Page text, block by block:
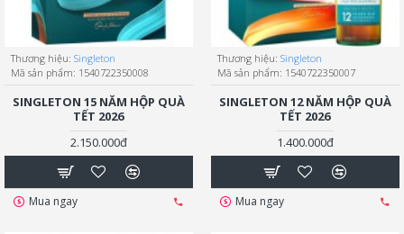
Thương hiệu: Singleton
Mã sản phẩm: 1540722350008
SINGLETON 15 NĂM HỘP QUÀ
TẾT 2026
2.150.000đ
Mua ngay
Thương hiệu: Singleton
Mã sản phẩm: 1540722350007
SINGLETON 12 NĂM HỘP QUÀ
TẾT 2026
1.400.000đ
Mua ngay